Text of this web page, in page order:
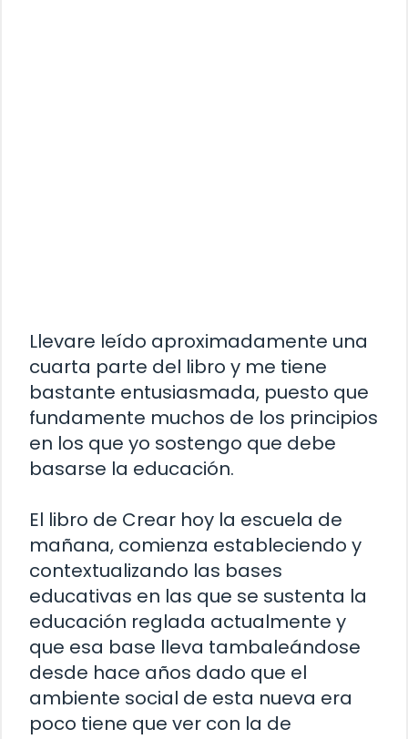
Llevare leído aproximadamente una
cuarta parte del libro y me tiene
bastante entusiasmada, puesto que
fundamente muchos de los principios
en los que yo sostengo que debe
basarse la educación.
El libro de Crear hoy la escuela de
mañana, comienza estableciendo y
contextualizando las bases
educativas en las que se sustenta la
educación reglada actualmente y
que esa base lleva tambaleándose
desde hace años dado que el
ambiente social de esta nueva era
poco tiene que ver con la de